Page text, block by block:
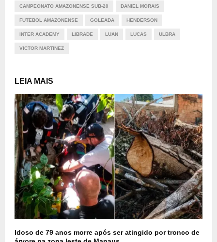
CAMPEONATO AMAZONENSE SUB-20 DANIEL MORAIS
FUTEBOL AMAZONENSE GOLEADA HENDERSON
INTER ACADEMY LIBRADE LUAN LUCAS ULBRA
VICTOR MARTINEZ
LEIA MAIS
Idoso de 79 anos morre após ser atingido por tronco de